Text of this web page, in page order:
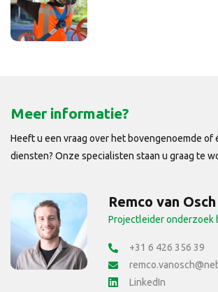
Meer informatie?
Heeft u een vraag over het bovengenoemde of
diensten? Onze specialisten staan u graag te
Remco van Osch
Projectleider onderzoek
+31 6 426 356 39
LinkedIn